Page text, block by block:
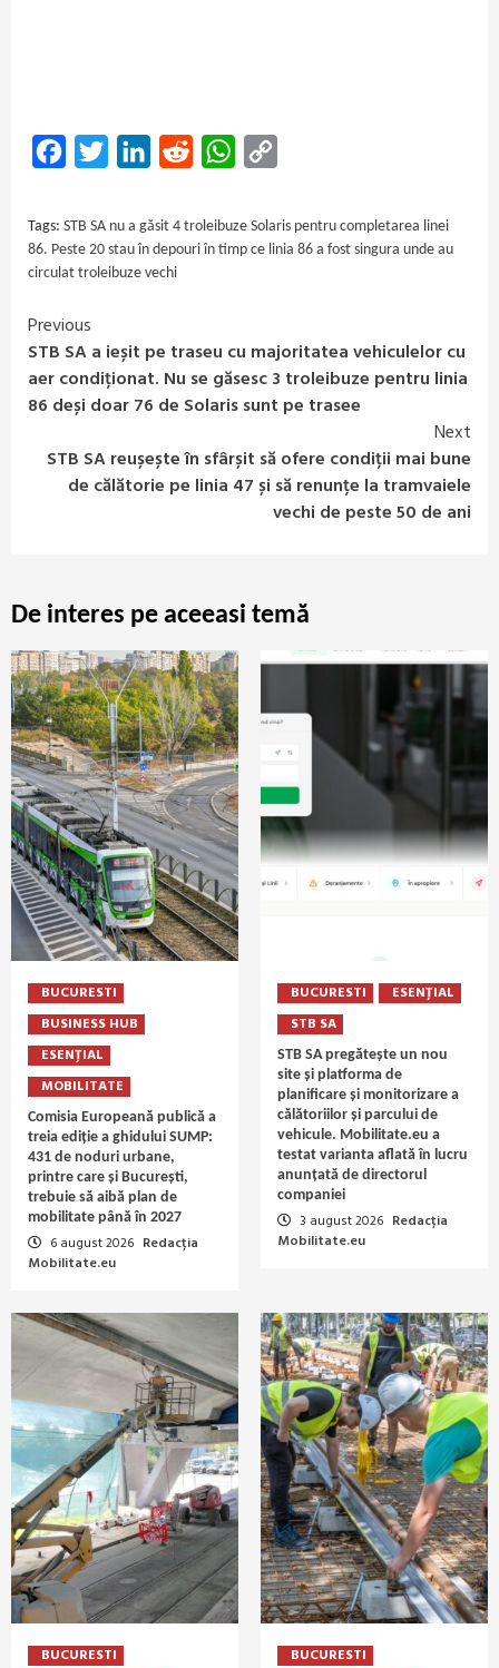
FacebookTwitter LinkedInReddit WhatsApp
Tags: STB SA nu a găsit 4 troleibuze Solaris pentru completarea linei
86. Peste 20 stau în depouri în timp ce linia 86 a fost singura unde au
circulat troleibuze vechi
Continue
Reading
Previous
STB SA a ieșit pe traseu cu majoritatea vehiculelor cu
aer condiționat. Nu se găsesc 3 troleibuze pentru linia
86 deși doar 76 de Solaris sunt pe trasee
Next
STB SA reușește în sfârșit să ofere condiții mai bune
de călătorie pe linia 47 și să renunțe la tramvaiele
vechi de peste 50 de ani
De interes pe aceeasi temă
BUCURESTI
BUSINESS HUB
ESENȚIAL
MOBILITATE
Comisia Europeană publică a
treia ediție a ghidului SUMP:
431 de noduri urbane,
printre care și București,
trebuie să aibă plan de
mobilitate până în 2027
6 august 2026 Redacția
Mobilitate.eu
BUCURESTI
ESENȚIAL
STB SA
STB SA pregătește un nou
site și platforma de
planificare și monitorizare a
călătoriilor și parcului de
vehicule. Mobilitate.eu a
testat varianta aflată în lucru
anunțată de directorul
companiei
3 august 2026 Redacția
Mobilitate.eu
BUCURESTI
BUCURESTI